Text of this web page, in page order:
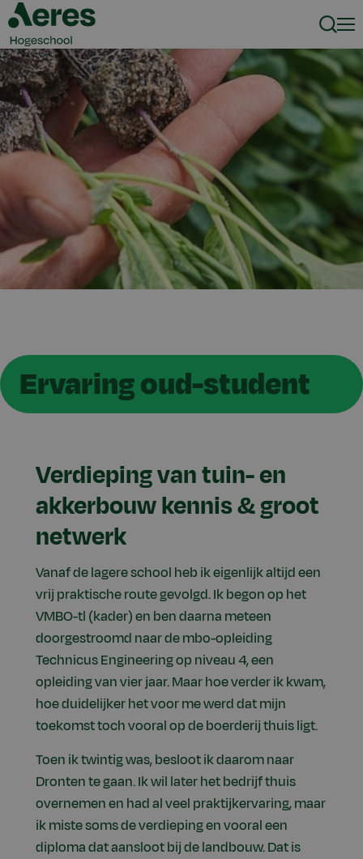
Ervaring oud-student
Verdieping van tuin- en
akkerbouw kennis & groot
netwerk
Vanaf de lagere school heb ik eigenlijk altijd een
vrij praktische route gevolgd. Ik begon op het
VMBO-tl (kader) en ben daarna meteen
doorgestroomd naar de mbo-opleiding
Technicus Engineering op niveau 4, een
opleiding van vier jaar. Maar hoe verder ik kwam,
hoe duidelijker het voor me werd dat mijn
toekomst toch vooral op de boerderij thuis ligt.
Toen ik twintig was, besloot ik daarom naar
Dronten te gaan. Ik wil later het bedrijf thuis
overnemen en had al veel praktijkervaring, maar
ik miste soms de verdieping en vooral een
diploma dat aansloot bij de landbouw. Dat is